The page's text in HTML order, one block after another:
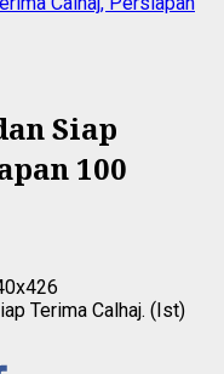
Siap
100
Terima Calhaj. (Ist)